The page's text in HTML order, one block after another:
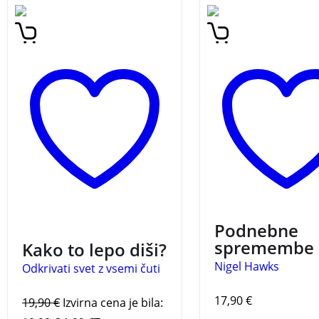
Priročnik Kako to lepo diši
ponuja staršem vse, kar
čutov v prvih letih življenja.
Kako to lepo diši?
Odkrivati svet z vsemi čuti
19,90€ Izvirna cena je bila:
Knjiga razlaga
v podnebju, kako je
daljnosežne
naravnem
Primerno tudi za
Podnebne
spremembe
Nigel Hawks
17,90€